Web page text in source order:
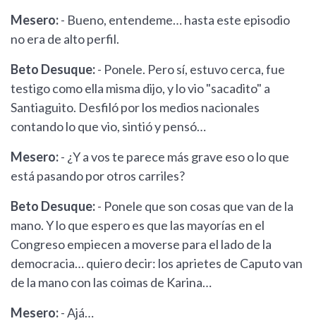
Mesero:- Bueno, entendeme… hasta este episodio
no era de alto perfil.
Beto Desuque:- Ponele. Pero sí, estuvo cerca, fue
testigo como ella misma dijo, y lo vio "sacadito" a
Santiaguito. Desfiló por los medios nacionales
contando lo que vio, sintió y pensó…
Mesero:- ¿Y a vos te parece más grave eso o lo que
está pasando por otros carriles?
Beto Desuque:- Ponele que son cosas que van de la
mano. Y lo que espero es que las mayorías en el
Congreso empiecen a moverse para el lado de la
democracia… quiero decir: los aprietes de Caputo van
de la mano con las coimas de Karina…
Mesero:- Ajá…